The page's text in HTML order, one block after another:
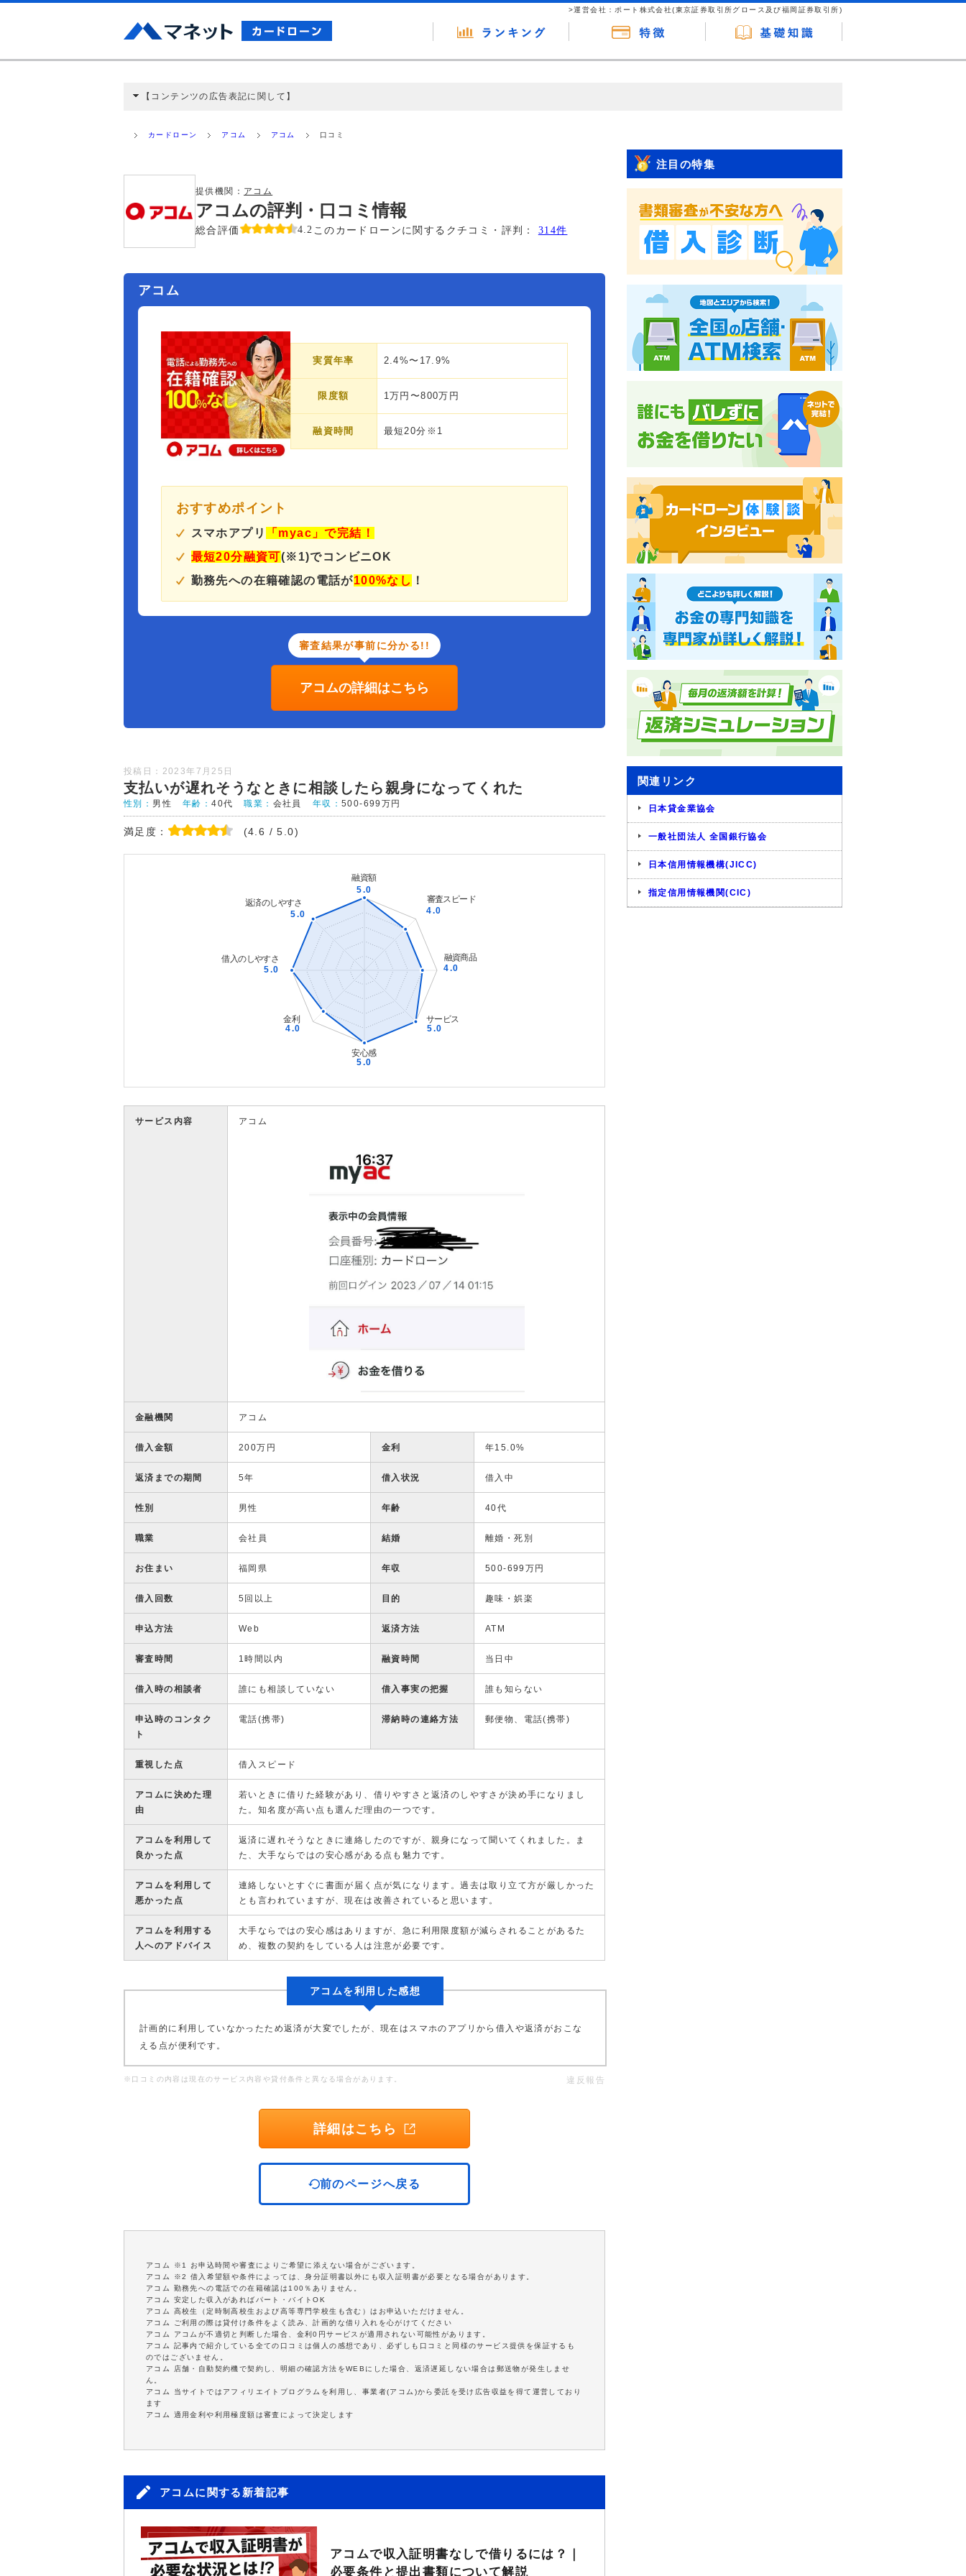
>運営会社：ポート株式会社(東京証券取引所グロース及び福岡証券取引所)
【コンテンツの広告表記に関して】
ミ収集などに基づき、公平性を担保した情報提供を行っています。
カードローン アコム アコム 口コミ
提供機関： アコム
アコムの評判・口コミ情報
総合評価 4.2 このカードローンに関するクチコミ・評判： 314件
アコム
実質年率 2.4%〜17.9%
限度額 1万円〜800万円
融資時間 最短20分※1
おすすめポイント
スマホアプリ
「myac」で完結！
最短20分融資可(※1)でコンビニOK
勤務先への在籍確認の電話が100%なし ！
審査結果が事前に分かる!!
アコムの詳細はこちら
投稿日：2023年7月25日
支払いが遅れそうなときに相談したら親身になってくれた
性別： 男性 年齢：40代 職業： 会社員 年収：500-699万円
満足度： (4.6 / 5.0)
サービス内容 アコム
金融機関 アコム
借入金額 200万円 金利 年15.0%
返済までの期間 5年 借入状況 借入中
性別 男性 年齢 40代
職業 会社員 結婚 離婚・死別
お住まい 福岡県 年収 500-699万円
借入回数 5回以上 目的 趣味・娯楽
申込方法 Web 返済方法 ATM
審査時間 1時間以内 融資時間 当日中
借入時の相談者 誰にも相談していない 借入事実の把握 誰も知らない
申込時のコンタク
ト
電話(携帯) 滞納時の連絡方法 郵便物、電話(携帯)
重視した点 借入スピード
アコムに決めた理
由
若いときに借りた経験があり、借りやすさと返済のしやすさが決め手になりまし
た。知名度が高い点も選んだ理由の一つです。
アコムを利用して
良かった点
返済に遅れそうなときに連絡したのですが、親身になって聞いてくれました。ま
た、大手ならではの安心感がある点も魅力です。
アコムを利用して
悪かった点
連絡しないとすぐに書面が届く点が気になります。過去は取り立て方が厳しかった
とも言われていますが、現在は改善されていると思います。
アコムを利用する
人へのアドバイス
大手ならではの安心感はありますが、急に利用限度額が減らされることがあるた
め、複数の契約をしている人は注意が必要です。
アコムを利用した感想
計画的に利用していなかったため返済が大変でしたが、現在はスマホのアプリから借入や返済がおこな
える点が便利です。
※口コミの内容は現在のサービス内容や貸付条件と異なる場合があります。 違反報告
詳細はこちら
前のページへ戻る
アコム ※1 お申込時間や審査によりご希望に添えない場合がございます。
アコム ※2 借入希望額や条件によっては、身分証明書以外にも収入証明書が必要となる場合があります。
アコム 勤務先への電話での在籍確認は100％ありません。
アコム 安定した収入があればパート・バイトOK
アコム 高校生（定時制高校生および高等専門学校生も含む）はお申込いただけません。
アコム ご利用の際は貸付け条件をよく読み、計画的な借り入れを心がけてください
アコム アコムが不適切と判断した場合、金利0円サービスが適用されない可能性があります。
アコム 記事内で紹介している全ての口コミは個人の感想であり、必ずしも口コミと同様のサービス提供を保証するも
のではございません。
アコム 店舗・自動契約機で契約し、明細の確認方法をWEBにした場合、返済遅延しない場合は郵送物が発生しませ
ん。
アコム 当サイトではアフィリエイトプログラムを利用し、事業者(アコム)から委託を受け広告収益を得て運営しており
ます
アコム 適用金利や利用極度額は審査によって決定します
アコムに関する新着記事
アコムで収入証明書なしで借りるには？｜
必要条件と提出書類について解説
注目の特集
関連リンク
日本貸金業協会
一般社団法人 全国銀行協会
日本信用情報機構(JICC)
指定信用情報機関(CIC)